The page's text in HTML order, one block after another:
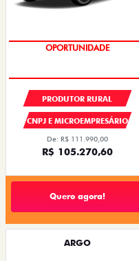
PRODUTOR RURAL
CNPJ E MICROEMPRESÁRIO
De: R$ 111.990,00
R$ 105.270,60
Quero agora!
ARGO